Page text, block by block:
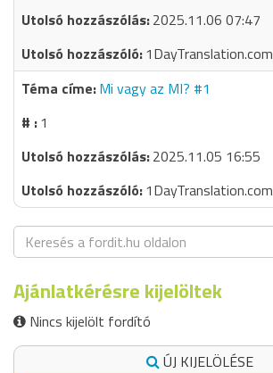
2025.11.06 07:47
1DayTranslation.com
Mi vagy az MI? #1
1
2025.11.05 16:55
1DayTranslation.com
Ajánlatkérésre kijelöltek
Nincs kijelölt fordító
ÚJ KIJELÖLÉSE